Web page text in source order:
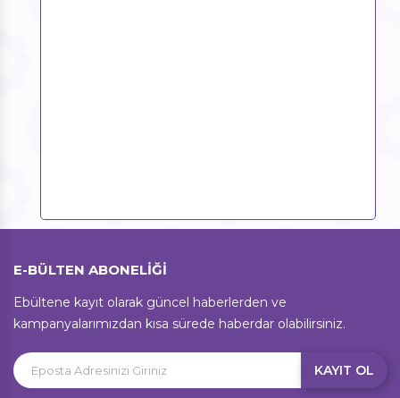
E-BÜLTEN ABONELİĞİ
Ebültene kayıt olarak güncel haberlerden ve
kampanyalarımızdan kısa sürede haberdar olabilirsiniz.
KAYIT OL